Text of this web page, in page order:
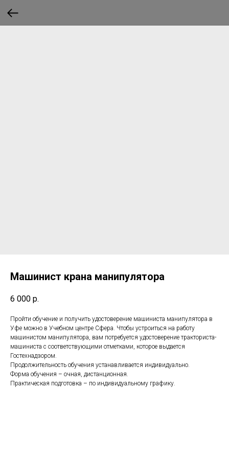
Машинист крана манипулятора
6 000 р.
Пройти обучение и получить удостоверение машиниста манипулятора в
Уфе можно в Учебном центре Сфера. Чтобы устроиться на работу
машинистом манипулятора, вам потребуется удостоверение тракториста-
машиниста с соответствующими отметками, которое выдается
Гостехнадзором.
Продолжительность обучения устанавливается индивидуально.
Форма обучения – очная, дистанционная.
Практическая подготовка – по индивидуальному графику.